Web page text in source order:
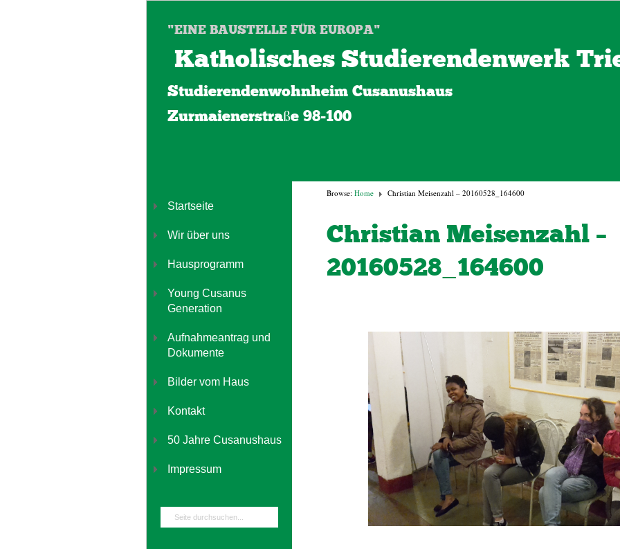
"EINE BAUSTELLE FÜR EUROPA"
Katholisches Studierendenwerk
Studierendenwohnheim Cusanushaus
Zurmaienerstraße 98-100
Browse: Home Christian Meisenzahl – 20160528_164600
Christian Meisenzahl –
20160528_164600
Startseite
Wir über uns
Hausprogramm
Young Cusanus
Generation
Aufnahmeantrag und
Dokumente
Bilder vom Haus
Kontakt
50 Jahre Cusanushaus
Impressum